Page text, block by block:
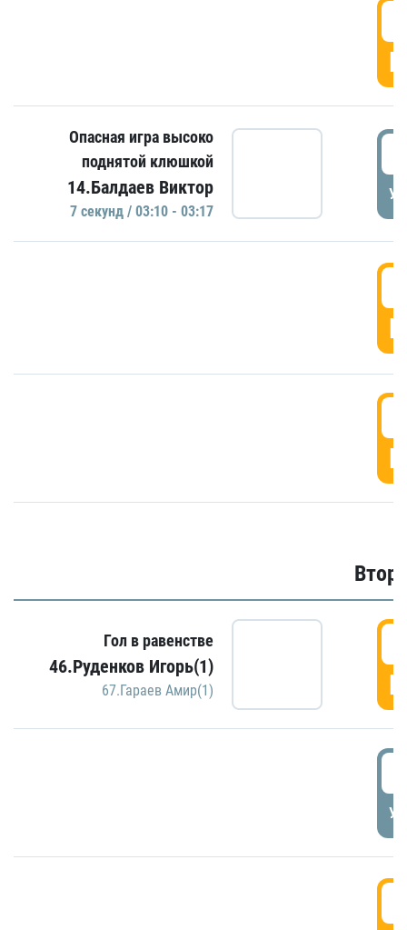
Опасная игра высоко
поднятой клюшкой
14.Балдаев Виктор
7 секунд / 03:10 - 03:17
Гол в равенстве
46.Руденков Игорь(1)
67.Гараев Амир(1)